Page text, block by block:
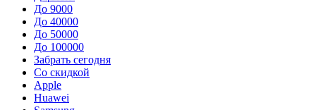
До 9000
До 40000
До 50000
До 100000
Забрать сегодня
Со скидкой
Apple
Huawei